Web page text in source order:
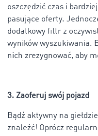
oszczędzić czas i
pasujące oferty.
dodatkowy filtr z
wyników wyszukiwania.
nich zrezygnować, aby
3. Zaoferuj swój pojazd
Bądź aktywny na
znaleźć! Oprócz